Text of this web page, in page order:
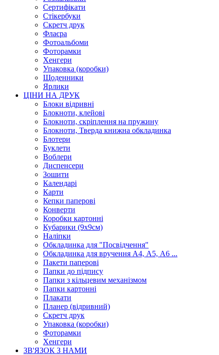
Сертифікати
Стікербуки
Скретч друк
Флаєра
Фотоальбоми
Фоторамки
Хенгери
Упаковка (коробки)
Щоденники
Ярлики
ЦІНИ НА ДРУК
Блоки відривні
Блокноти, клейові
Блокноти, скріплення на пружину
Блокноти, Тверда книжна обкладинка
Блотери
Буклети
Воблери
Диспенсери
Зошити
Календарі
Карти
Кепки паперові
Конверти
Коробки картонні
Кубарики (9х9см)
Наліпки
Обкладинка для "Посвідчення"
Обкладинка для вручення А4, А5, А6 ...
Пакети паперові
Папки до підпису
Папки з кільцевим механізмом
Папки картонні
Плакати
Планер (відривний)
Скретч друк
Упаковка (коробки)
Фоторамки
Хенгери
ЗВ'ЯЗОК З НАМИ